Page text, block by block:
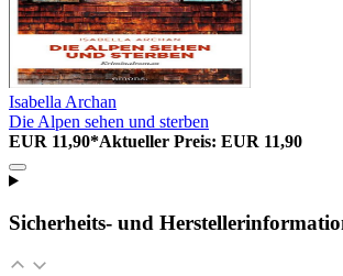
Isabella Archan
Die Alpen sehen und sterben
EUR 11,90*Aktueller Preis: EUR 11,90
Sicherheits- und